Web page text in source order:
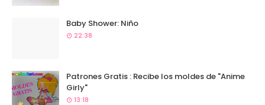
Baby Shower: Niño
22:38
Patrones Gratis : Recibe los moldes de "Anime
Girly"
13:18